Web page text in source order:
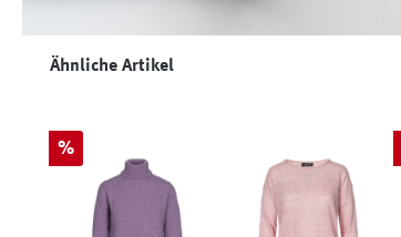
Produktgalerie überspringen
Ähnliche Artikel
Rabatt
%